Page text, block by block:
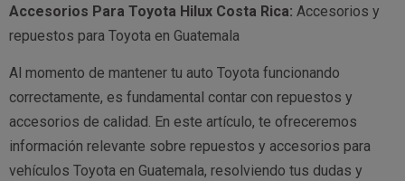
Accesorios Para Toyota Hilux Costa Rica: Accesorios y
repuestos para Toyota en Guatemala
Al momento de mantener tu auto Toyota funcionando
correctamente, es fundamental contar con repuestos y
accesorios de calidad. En este artículo, te ofreceremos
información relevante sobre repuestos y accesorios para
vehículos Toyota en Guatemala, resolviendo tus dudas y